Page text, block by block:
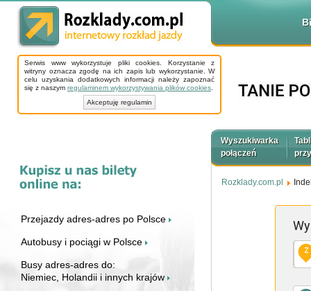
Serwis www wykorzystuje pliki cookies. Korzystanie z
witryny oznacza zgodę na ich zapis lub wykorzystanie. W
celu uzyskania dodatkowych informacji należy zapoznać
się z naszym regulaminem wykorzystywania plików cookies
Akceptuję regulamin
Przejazdy adres-adres po Polsce
Autobusy i pociągi w Polsce
Busy adres-adres do:
Niemiec, Holandii i innych krajów
Wyszukiwarka
połączeń
Rozklady.com.pl
Z